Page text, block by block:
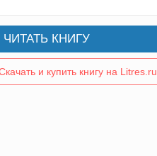
ЧИТАТЬ КНИГУ
и купить книгу на Litres.ru